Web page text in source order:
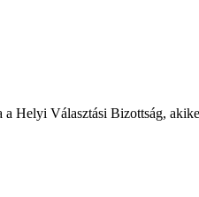
Helyi Választási Bizottság,